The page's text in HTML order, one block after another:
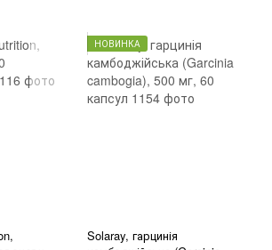
НОВИНКА
Solaray, гарцинія